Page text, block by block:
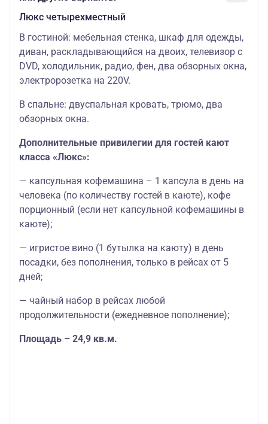
Люкс четырехместный
В гостиной: мебельная стенка, шкаф для одежды,
диван, раскладывающийся на двоих, телевизор с
DVD, холодильник, радио, фен, два обзорных окна,
электророзетка на 220V.
В спальне: двуспальная кровать, трюмо, два
обзорных окна.
Дополнительные привилегии для гостей кают
класса «Люкс»:
— капсульная кофемашина – 1 капсула в день на
человека (по количеству гостей в каюте), кофе
порционный (если нет капсульной кофемашины в
каюте);
— игристое вино (1 бутылка на каюту) в день
посадки, без пополнения, только в рейсах от 5
дней;
— чайный набор в рейсах любой
продолжительности (ежедневное пополнение);
Площадь – 24,9 кв.м.